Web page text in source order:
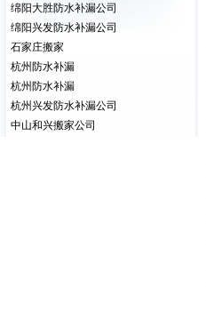
绵阳大胜防水补漏公司
绵阳兴发防水补漏公司
石家庄搬家
杭州防水补漏
杭州防水补漏
杭州兴发防水补漏公司
中山和兴搬家公司